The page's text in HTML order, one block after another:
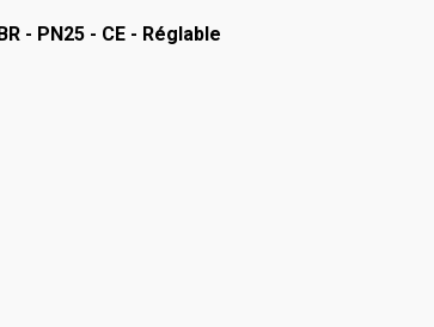
- PN25 - CE - Réglable